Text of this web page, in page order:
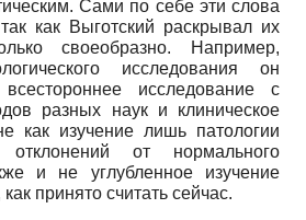
Сами по себе эти слова
как Выготский раскрывал их
своеобразно. Например,
исследования он
исследование с
разных наук и клиническое
как изучение лишь патологии
от нормального
и не углубленное изучение
принято считать сейчас.